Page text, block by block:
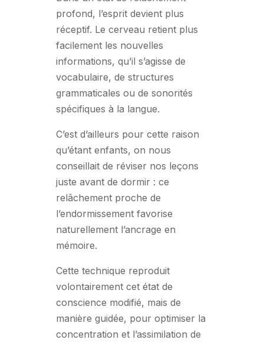
profond, l’esprit devient plus
réceptif. Le cerveau retient plus
facilement les nouvelles
informations, qu’il s’agisse de
vocabulaire, de structures
grammaticales ou de sonorités
spécifiques à la langue.
C’est d’ailleurs pour cette raison
qu’étant enfants, on nous
conseillait de réviser nos leçons
juste avant de dormir : ce
relâchement proche de
l’endormissement favorise
naturellement l’ancrage en
mémoire.
Cette technique reproduit
volontairement cet état de
conscience modifié, mais de
manière guidée, pour optimiser la
concentration et l’assimilation de